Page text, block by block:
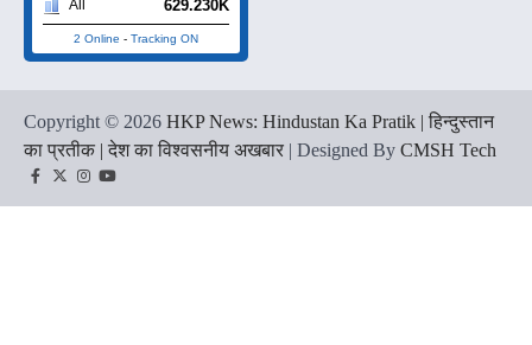
All 629.230K
2 Online - Tracking ON
Copyright © 2026 HKP News: Hindustan Ka Pratik | हिन्दुस्तान
का प्रतीक | देश का विश्वसनीय अखबार | Designed By CMSH Tech
Facebook
TwitterInstagram
YouTube